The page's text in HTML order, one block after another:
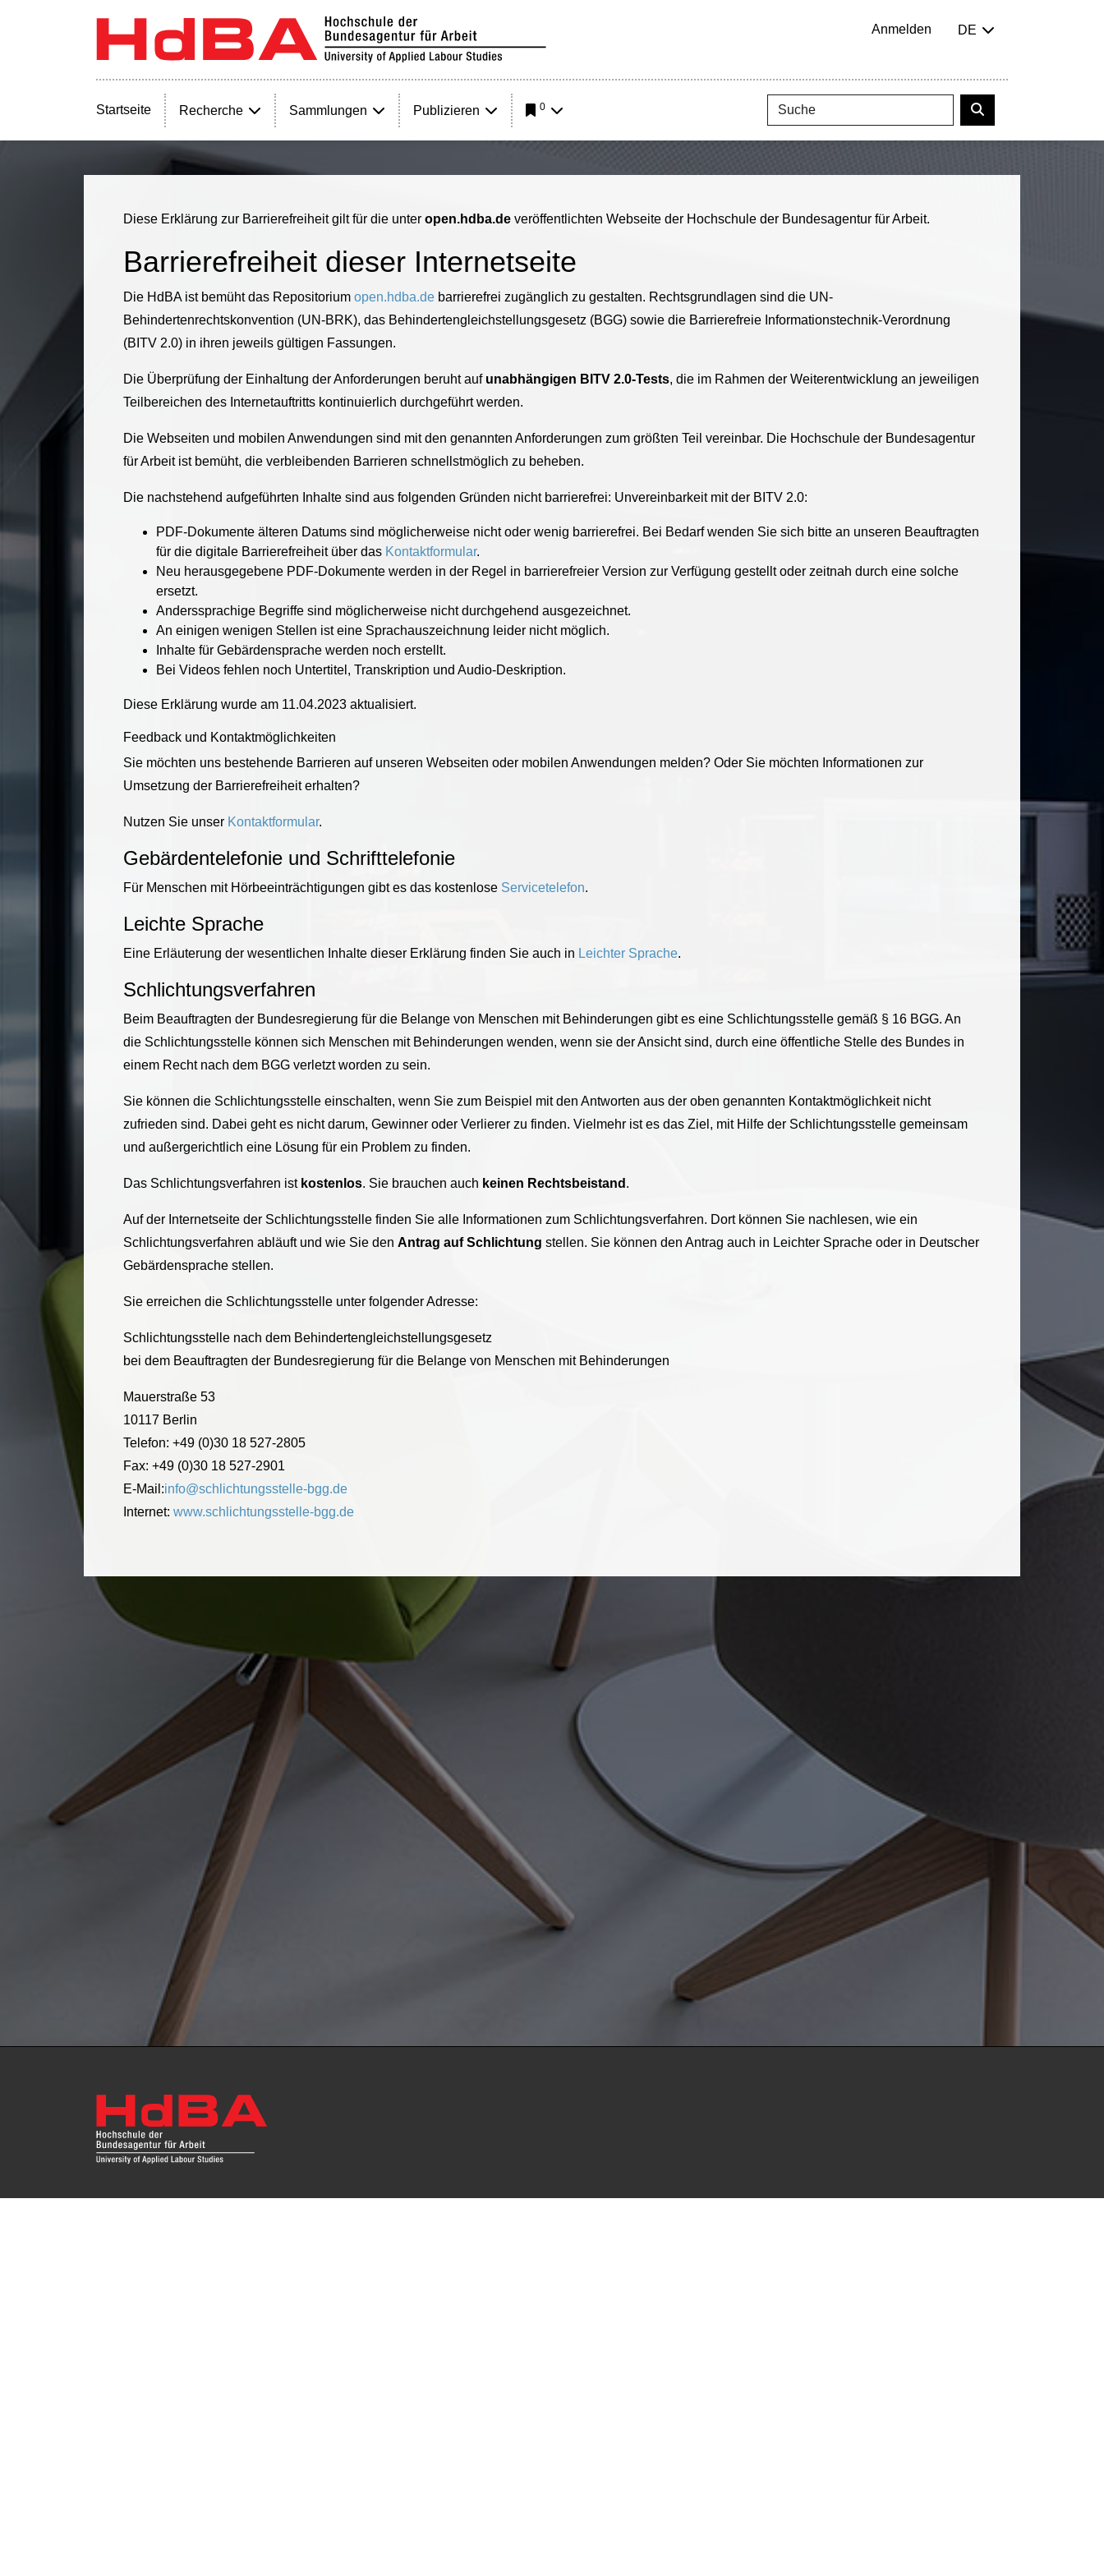
Anmelden DE
Startseite Recherche Sammlungen Publizieren 0
Diese Erklärung zur Barrierefreiheit gilt für die unter open.hdba.de veröffentlichten Webseite der Hochschule der Bundesagentur für Arbeit.
Barrierefreiheit dieser Internetseite
Die HdBA ist bemüht das Repositorium open.hdba.de barrierefrei zugänglich zu gestalten. Rechtsgrundlagen sind die UN-
Behindertenrechtskonvention (UN-BRK), das Behindertengleichstellungsgesetz (BGG) sowie die Barrierefreie Informationstechnik-Verordnung
(BITV 2.0) in ihren jeweils gültigen Fassungen.
Die Überprüfung der Einhaltung der Anforderungen beruht auf unabhängigen BITV 2.0-Tests, die im Rahmen der Weiterentwicklung an jeweiligen
Teilbereichen des Internetauftritts kontinuierlich durchgeführt werden.
Die Webseiten und mobilen Anwendungen sind mit den genannten Anforderungen zum größten Teil vereinbar. Die Hochschule der Bundesagentur
für Arbeit ist bemüht, die verbleibenden Barrieren schnellstmöglich zu beheben.
Die nachstehend aufgeführten Inhalte sind aus folgenden Gründen nicht barrierefrei: Unvereinbarkeit mit der BITV 2.0:
PDF-Dokumente älteren Datums sind möglicherweise nicht oder wenig barrierefrei. Bei Bedarf wenden Sie sich bitte an unseren Beauftragten
für die digitale Barrierefreiheit über das Kontaktformular.
Neu herausgegebene PDF-Dokumente werden in der Regel in barrierefreier Version zur Verfügung gestellt oder zeitnah durch eine solche
ersetzt.
Anderssprachige Begriffe sind möglicherweise nicht durchgehend ausgezeichnet.
An einigen wenigen Stellen ist eine Sprachauszeichnung leider nicht möglich.
Inhalte für Gebärdensprache werden noch erstellt.
Bei Videos fehlen noch Untertitel, Transkription und Audio-Deskription.
Diese Erklärung wurde am 11.04.2023 aktualisiert.
Feedback und Kontaktmöglichkeiten
Sie möchten uns bestehende Barrieren auf unseren Webseiten oder mobilen Anwendungen melden? Oder Sie möchten Informationen zur
Umsetzung der Barrierefreiheit erhalten?
Nutzen Sie unser Kontaktformular.
Gebärdentelefonie und Schrifttelefonie
Für Menschen mit Hörbeeinträchtigungen gibt es das kostenlose Servicetelefon.
Leichte Sprache
Eine Erläuterung der wesentlichen Inhalte dieser Erklärung finden Sie auch in Leichter Sprache.
Schlichtungsverfahren
Beim Beauftragten der Bundesregierung für die Belange von Menschen mit Behinderungen gibt es eine Schlichtungsstelle gemäß § 16 BGG. An
die Schlichtungsstelle können sich Menschen mit Behinderungen wenden, wenn sie der Ansicht sind, durch eine öffentliche Stelle des Bundes in
einem Recht nach dem BGG verletzt worden zu sein.
Sie können die Schlichtungsstelle einschalten, wenn Sie zum Beispiel mit den Antworten aus der oben genannten Kontaktmöglichkeit nicht
zufrieden sind. Dabei geht es nicht darum, Gewinner oder Verlierer zu finden. Vielmehr ist es das Ziel, mit Hilfe der Schlichtungsstelle gemeinsam
und außergerichtlich eine Lösung für ein Problem zu finden.
Das Schlichtungsverfahren ist kostenlos. Sie brauchen auch keinen Rechtsbeistand .
Auf der Internetseite der Schlichtungsstelle finden Sie alle Informationen zum Schlichtungsverfahren. Dort können Sie nachlesen, wie ein
Schlichtungsverfahren abläuft und wie Sie den Antrag auf Schlichtung stellen. Sie können den Antrag auch in Leichter Sprache oder in Deutscher
Gebärdensprache stellen.
Sie erreichen die Schlichtungsstelle unter folgender Adresse:
Schlichtungsstelle nach dem Behindertengleichstellungsgesetz
bei dem Beauftragten der Bundesregierung für die Belange von Menschen mit Behinderungen
Mauerstraße 53
10117 Berlin
Telefon: +49 (0)30 18 527-2805
Fax: +49 (0)30 18 527-2901
E-Mail:info@schlichtungsstelle-bgg.de
Internet: www.schlichtungsstelle-bgg.de